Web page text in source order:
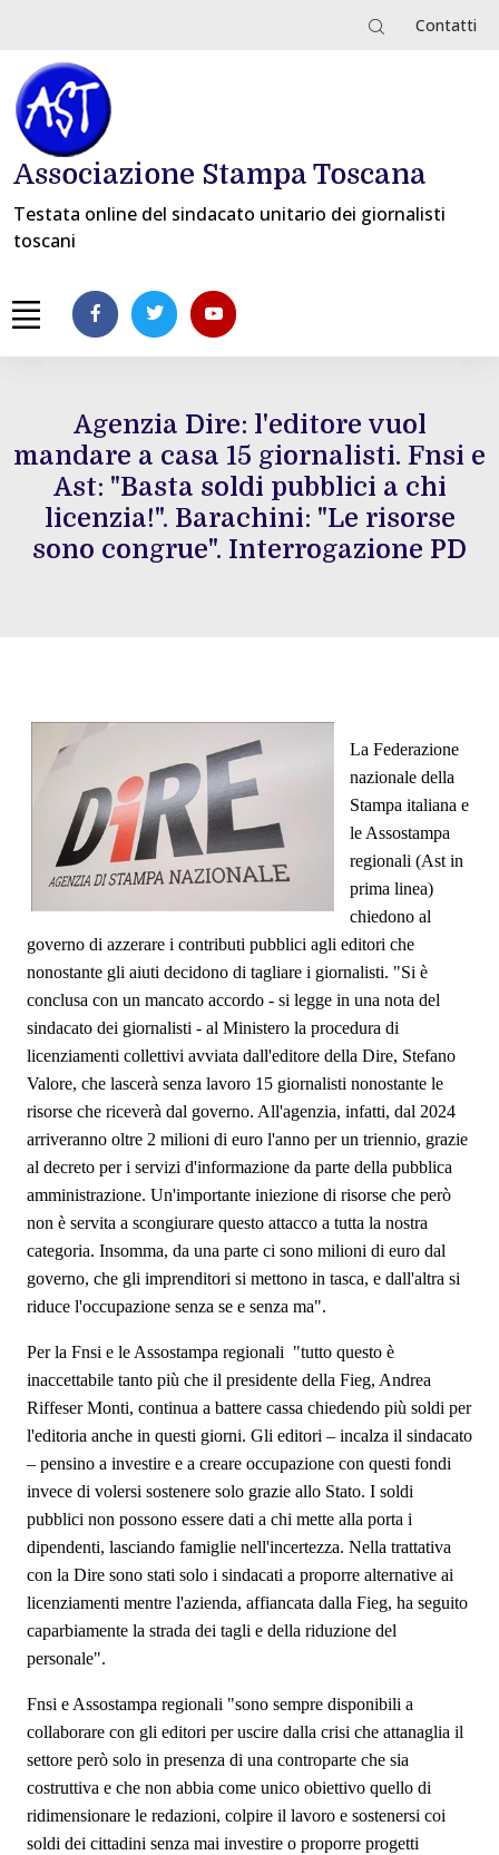
Contatti
Associazione Stampa Toscana
Testata online del sindacato unitario dei giornalisti
toscani
Agenzia Dire: l'editore vuol
mandare a casa 15 giornalisti. Fnsi e
Ast: "Basta soldi pubblici a chi
licenzia!". Barachini: "Le risorse
sono congrue". Interrogazione PD
La Federazione
nazionale della
Stampa italiana e
le Assostampa
regionali (Ast in
prima linea)
chiedono al
governo di azzerare i contributi pubblici agli editori che
nonostante gli aiuti decidono di tagliare i giornalisti. "Si è
conclusa con un mancato accordo - si legge in una nota del
sindacato dei giornalisti - al Ministero la procedura di
licenziamenti collettivi avviata dall'editore della Dire, Stefano
Valore, che lascerà senza lavoro 15 giornalisti nonostante le
risorse che riceverà dal governo. All'agenzia, infatti, dal 2024
arriveranno oltre 2 milioni di euro l'anno per un triennio, grazie
al decreto per i servizi d'informazione da parte della pubblica
amministrazione. Un'importante iniezione di risorse che però
non è servita a scongiurare questo attacco a tutta la nostra
categoria. Insomma, da una parte ci sono milioni di euro dal
governo, che gli imprenditori si mettono in tasca, e dall'altra si
riduce l'occupazione senza se e senza ma".
Per la Fnsi e le Assostampa regionali "tutto questo è
inaccettabile tanto più che il presidente della Fieg, Andrea
Riffeser Monti, continua a battere cassa chiedendo più soldi per
l'editoria anche in questi giorni. Gli editori – incalza il sindacato
– pensino a investire e a creare occupazione con questi fondi
invece di volersi sostenere solo grazie allo Stato. I soldi
pubblici non possono essere dati a chi mette alla porta i
dipendenti, lasciando famiglie nell'incertezza. Nella trattativa
con la Dire sono stati solo i sindacati a proporre alternative ai
licenziamenti mentre l'azienda, affiancata dalla Fieg, ha seguito
caparbiamente la strada dei tagli e della riduzione del
personale".
Fnsi e Assostampa regionali "sono sempre disponibili a
collaborare con gli editori per uscire dalla crisi che attanaglia il
settore però solo in presenza di una controparte che sia
costruttiva e che non abbia come unico obiettivo quello di
ridimensionare le redazioni, colpire il lavoro e sostenersi coi
soldi dei cittadini senza mai investire o proporre progetti